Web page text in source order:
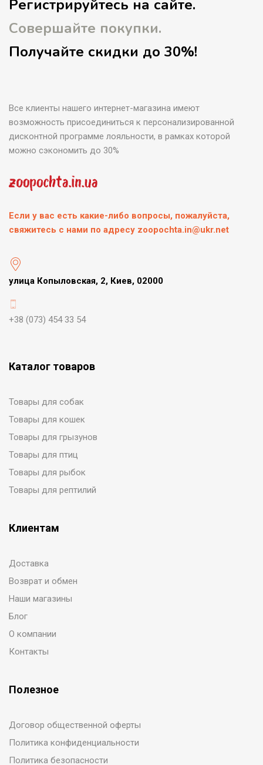
Регистрируйтесь на сайте.
Совершайте покупки.
Получайте скидки до 30%!
Все клиенты нашего интернет-магазина имеют
возможность присоединиться к персонализированной
дисконтной программе лояльности, в рамках которой
можно сэкономить до 30%
Если у вас есть какие-либо вопросы, пожалуйста,
свяжитесь с нами по адресу zoopochta.in@ukr.net
улица Копыловская, 2, Киев, 02000
+38 (073) 454 33 54
Каталог товаров
Товары для собак
Товары для кошек
Товары для грызунов
Товары для птиц
Товары для рыбок
Товары для рептилий
Клиентам
Доставка
Возврат и обмен
Наши магазины
Блог
О компании
Контакты
Полезное
Договор общественной оферты
Политика конфиденциальности
Политика безопасности